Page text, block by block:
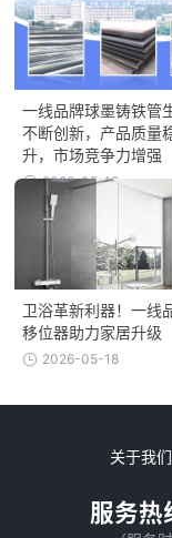
一线品牌球墨铸铁管
不断创新，产品质量
升，市场竞争力增强
2026-05-18
卫浴革新利器！一线
移位器助力家居升级
2026-05-18
关于我们
服务热